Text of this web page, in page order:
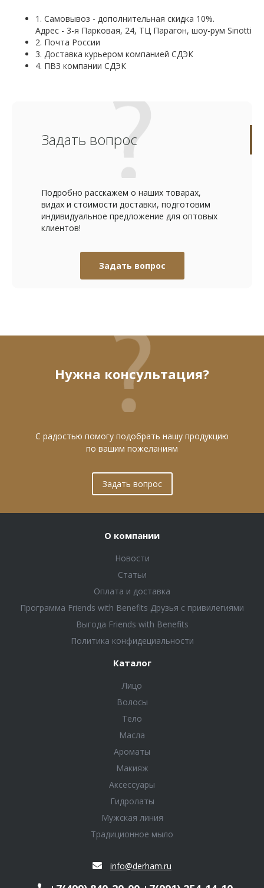
1. Самовывоз - дополнительная скидка 10%.
Адрес - 3-я Парковая, 24, ТЦ Парагон, шоу-рум Sinotti
2. Почта России
3. Доставка курьером компанией СДЭК
4. ПВЗ компании СДЭК
Задать вопрос
Подробно расскажем о наших товарах,
видах и стоимости доставки, подготовим
индивидуальное предложение для оптовых
клиентов!
Задать вопрос
Нужна консультация?
С радостью помогу подобрать нашу продукцию
по вашим пожеланиям
Задать вопрос
О компании
Новости
Статьи
Оплата и доставка
Программа Friends with Benefits Друзья с привилегиями
Выгода Friends with Benefits
Политика конфидециальности
Каталог
Лицо
Волосы
Тело
Масла
Ароматы
Макияж
Аксессуары
Гидролаты
Мужская линия
Традиционное мыло
info@derham.ru